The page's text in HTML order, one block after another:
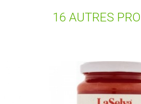
16 AUTRES
CRÉER UNE
NOM DE LA LISTE
Vous devez être
d'envies.